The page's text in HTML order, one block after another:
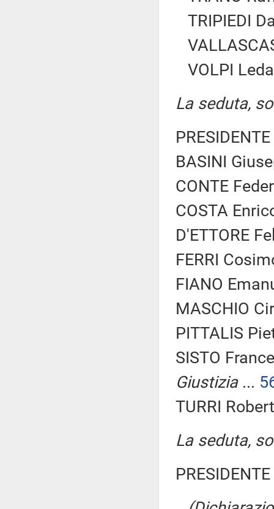
TRIPIEDI
VOLPI
La seduta,
BASINI
CONTE
COSTA
D'ETTORE
FERRI
FIANO
MASCHIO
PITTALIS
SISTO
Giustizia...
TURRI
La seduta,